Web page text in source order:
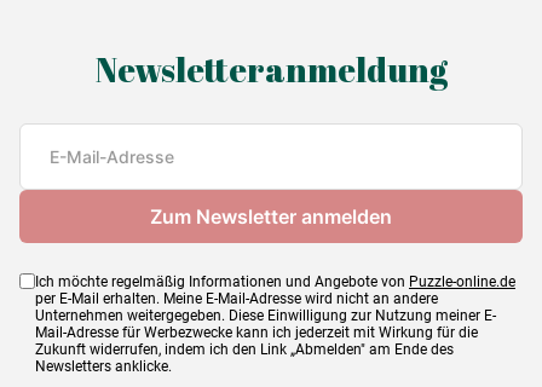
Newsletteranmeldung
Ich möchte regelmäßig Informationen und Angebote von Puzzle-online.de
per E-Mail erhalten. Meine E-Mail-Adresse wird nicht an andere
Unternehmen weitergegeben. Diese Einwilligung zur Nutzung meiner E-
Mail-Adresse für Werbezwecke kann ich jederzeit mit Wirkung für die
Zukunft widerrufen, indem ich den Link „Abmelden" am Ende des
Newsletters anklicke.